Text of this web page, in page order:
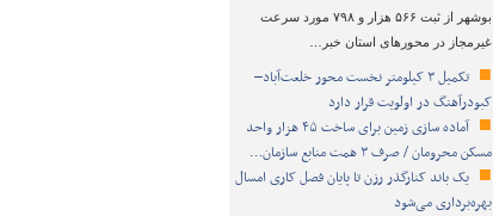
بوشهر از ثبت ۵۶۶ هزار و ۷۹۸ مورد سرعت
غیرمجاز در محورهای استان خبر…
تکمیل ۳ کیلومتر نخست محور خلعت‌آباد–
کبودرآهنگ در اولویت قرار دارد
آماده سازی زمین برای ساخت ۴۵ هزار واحد
مسکن محرومان / صرف ۳ همت منابع سازمان…
یک باند کنارگذر رزن تا پایان فصل کاری امسال
بهره‌برداری می‌شود